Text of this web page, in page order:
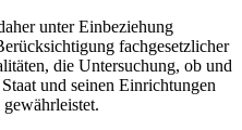
unter Einbeziehung
fachgesetzlicher
die Untersuchung, ob und
und seinen Einrichtungen